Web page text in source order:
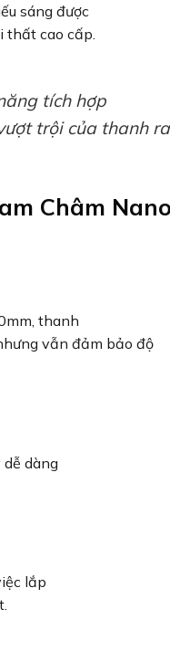
sáng được
thất cao cấp.
tích hợp
trội của thanh
Châm
thanh
vẫn đảm bảo độ
dàng
lắp